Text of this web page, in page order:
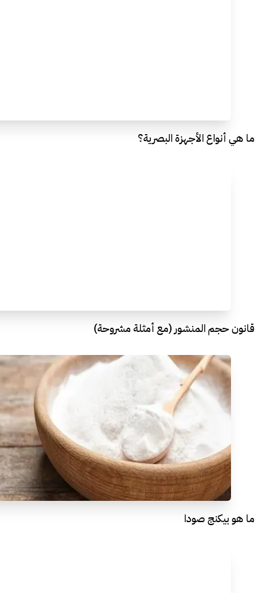
ما هي أنواع الأجهزة البصرية؟
قانون حجم المنشور (مع أمثلة مشروحة)
ما هو بيكنج صودا